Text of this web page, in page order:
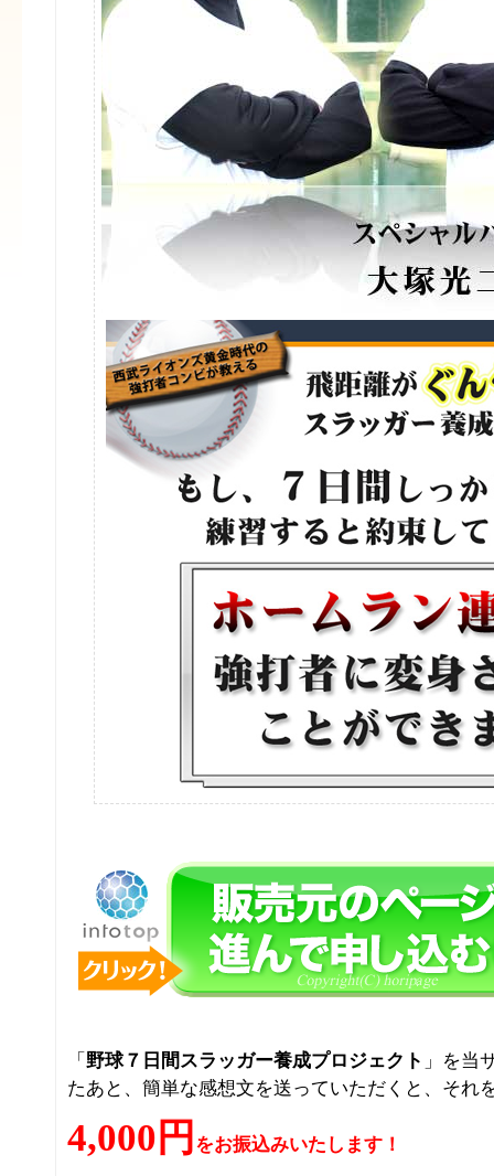
「 野球７日間スラッガー養成プロジェクト 」を当
たあと、簡単な感想文を送っていただくと、それ
4,000円 をお振込みいたします！